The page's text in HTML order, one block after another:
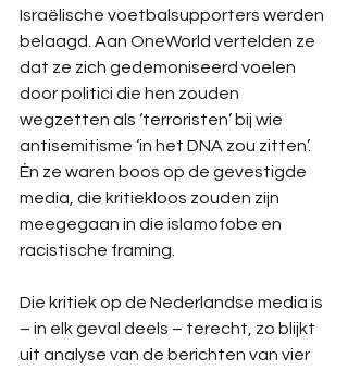
Israëlische voetbalsupporters werden
belaagd. Aan OneWorld vertelden ze
dat ze zich gedemoniseerd voelen
door politici die hen zouden
wegzetten als ‘terroristen’ bij wie
antisemitisme ‘in het DNA zou zitten’.
Én ze waren boos op de gevestigde
media, die kritiekloos zouden zijn
meegegaan in die islamofobe en
racistische framing.
Die kritiek op de Nederlandse media is
– in elk geval deels – terecht, zo blijkt
uit analyse van de berichten van vier